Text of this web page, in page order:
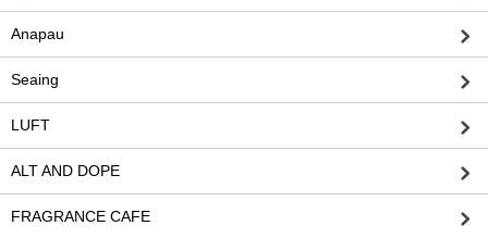
Anapau
Seaing
LUFT
ALT AND DOPE
FRAGRANCE CAFE